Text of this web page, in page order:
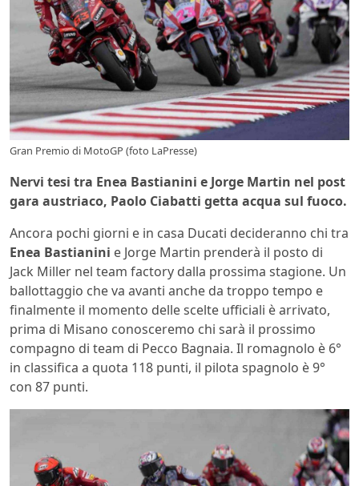
Gran Premio di MotoGP (foto LaPresse)
Nervi tesi tra Enea Bastianini e Jorge Martin nel post
gara austriaco, Paolo Ciabatti getta acqua sul fuoco.
Ancora pochi giorni e in casa Ducati decideranno chi tra
Enea Bastianini e Jorge Martin prenderà il posto di
Jack Miller nel team factory dalla prossima stagione. Un
ballottaggio che va avanti anche da troppo tempo e
finalmente il momento delle scelte ufficiali è arrivato,
prima di Misano conosceremo chi sarà il prossimo
compagno di team di Pecco Bagnaia. Il romagnolo è 6°
in classifica a quota 118 punti, il pilota spagnolo è 9°
con 87 punti.